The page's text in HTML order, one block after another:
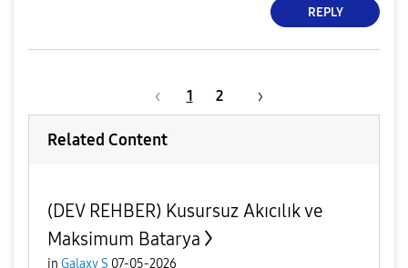
REPLY
1 2
Related Content
(DEV REHBER) Kusursuz Akıcılık ve
Maksimum Batarya
in Galaxy S 07-05-2026